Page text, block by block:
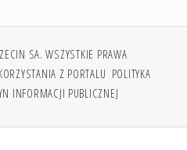
SA. WSZYSTKIE PRAWA
Z PORTALU POLITYKA
INFORMACJI PUBLICZNEJ